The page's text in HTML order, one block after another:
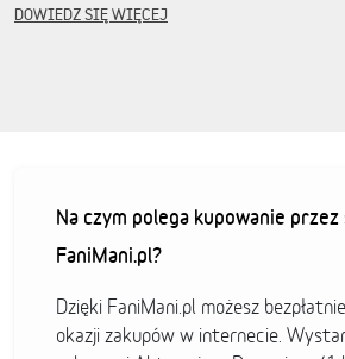
DOWIEDZ SIĘ WIĘCEJ
Na czym polega kupowanie
FaniMani.pl?
Dzięki FaniMani.pl możesz
okazji zakupów w internecie.